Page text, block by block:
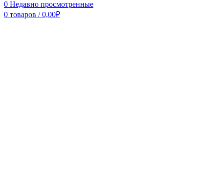
0 Недавно просмотренные
0 товаров / 0,00₽